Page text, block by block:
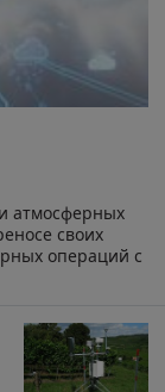
атмосферных
своих
операций с